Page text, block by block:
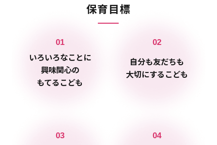
保育目標
01
いろいろなことに
興味関心の
もてるこども
02
自分も友だちも
大切にするこども
03 04